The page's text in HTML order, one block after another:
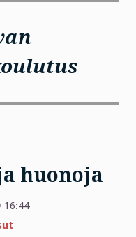
huonoja
16:44